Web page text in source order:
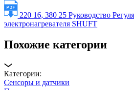
220 16, 380 25 Руководство
электронагревателя SHUFT
Похожие категории
Категории:
Сенсоры и датчики